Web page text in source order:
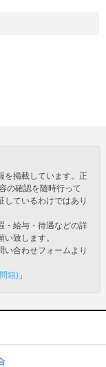
を掲載しています。正
の確認を随時行って
しているわけではあり
・給与・待遇などの詳
致します。
い合わせフォームより
箱) 」